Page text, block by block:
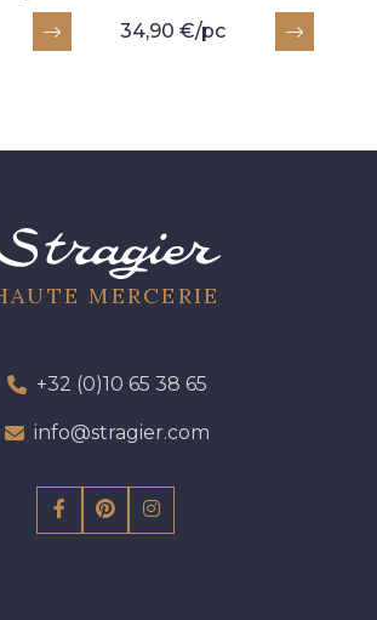
34,90 €/pc
MERCERIE
+32 (0)10 65 38 65
info@stragier.com